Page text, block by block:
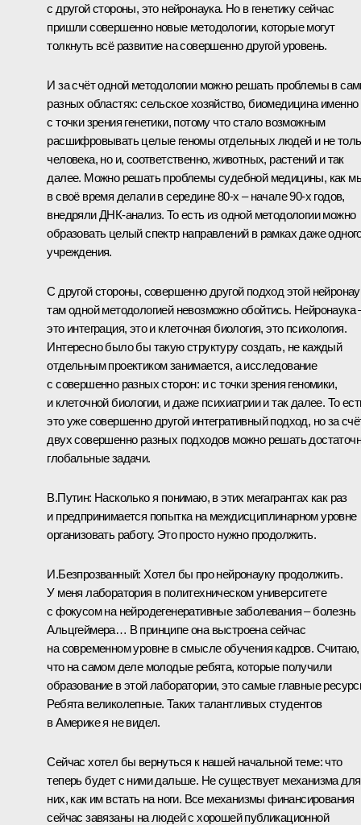
с другой стороны, это нейронаука. Но в генетику сейчас
пришли совершенно новые методологии, которые могут
толкнуть всё развитие на совершенно другой уровень.
И за счёт одной методологии можно решать проблемы в
разных областях: сельское хозяйство, биомедицина именно
с точки зрения генетики, потому что стало возможным
расшифровывать целые геномы отдельных людей и не
человека, но и, соответственно, животных, растений и так
далее. Можно решать проблемы судебной медицины, как
в своё время делали в середине 80‑х – начале 90‑х годов,
внедряли ДНК‑анализ. То есть из одной методологии можно
образовать целый спектр направлений в рамках даже
учреждения.
С другой стороны, совершенно другой подход этой
там одной методологией невозможно обойтись. Нейронаука
это интеграция, это и клеточная биология, это психология.
Интересно было бы такую структуру создать, не каждый
отдельным проектиком занимается, а исследование
с совершенно разных сторон: и с точки зрения геномики,
и клеточной биологии, и даже психиатрии и так далее. То
это уже совершенно другой интегративный подход, но за
двух совершенно разных подходов можно решать
глобальные задачи.
В.Путин: Насколько я понимаю, в этих мегагрантах как раз
и предпринимается попытка на междисциплинарном уровне
организовать работу. Это просто нужно продолжить.
И.Безпрозванный: Хотел бы про нейронауку продолжить.
У меня лаборатория в политехническом университете
с фокусом на нейродегенеративные заболевания – болезнь
Альцгеймера… В принципе она выстроена сейчас
на современном уровне в смысле обучения кадров. Считаю,
что на самом деле молодые ребята, которые получили
образование в этой лаборатории, это самые главные
Ребята великолепные. Таких талантливых студентов
в Америке я не видел.
Сейчас хотел бы вернуться к нашей начальной теме: что
теперь будет с ними дальше. Не существует механизма для
них, как им встать на ноги. Все механизмы финансирования
сейчас завязаны на людей с хорошей публикационной